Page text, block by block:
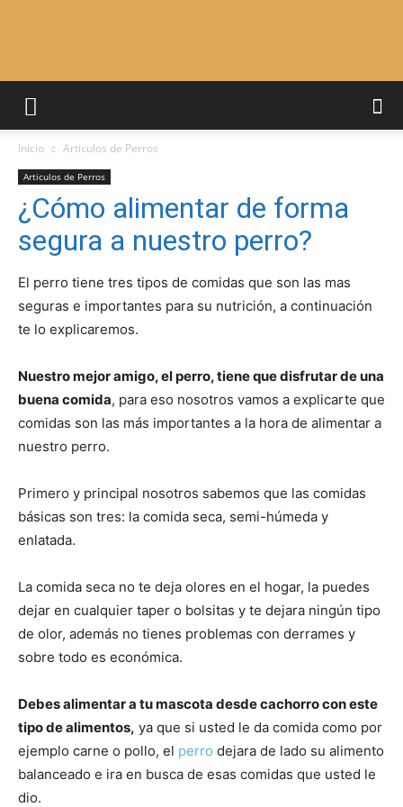
Adiestrar
–
de
de
Inicio Articulos de Perros
Articulos de Perros
¿Cómo alimentar de forma
segura a nuestro perro?
El perro tiene tres tipos de comidas que son las mas
seguras e importantes para su nutrición, a continuación
te lo explicaremos.
Nuestro mejor amigo, el perro, tiene que disfrutar de una
buena comida, para eso nosotros vamos a explicarte que
comidas son las más importantes a la hora de alimentar a
nuestro perro.
Primero y principal nosotros sabemos que las comidas
básicas son tres: la comida seca, semi-húmeda y
enlatada.
La comida seca no te deja olores en el hogar, la puedes
dejar en cualquier taper o bolsitas y te dejara ningún tipo
de olor, además no tienes problemas con derrames y
sobre todo es económica.
Debes alimentar a tu mascota desde cachorro con este
tipo de alimentos, ya que si usted le da comida como por
ejemplo carne o pollo, el perro dejara de lado su alimento
balanceado e ira en busca de esas comidas que usted le
dio.